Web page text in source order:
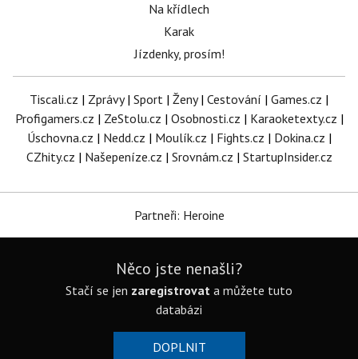
Na křídlech
Karak
Jízdenky, prosím!
Tiscali.cz | Zprávy| Sport | Ženy| Cestování | Games.cz |
Profigamers.cz | ZeStolu.cz | Osobnosti.cz | Karaoketexty.cz |
Úschovna.cz | Nedd.cz | Moulík.cz | Fights.cz | Dokina.cz |
CZhity.cz | Našepeníze.cz | Srovnám.cz | StartupInsider.cz
Partneři: Heroine
Něco jste nenašli?
Stačí se jen zaregistrovat a můžete tuto
databázi
DOPLNIT